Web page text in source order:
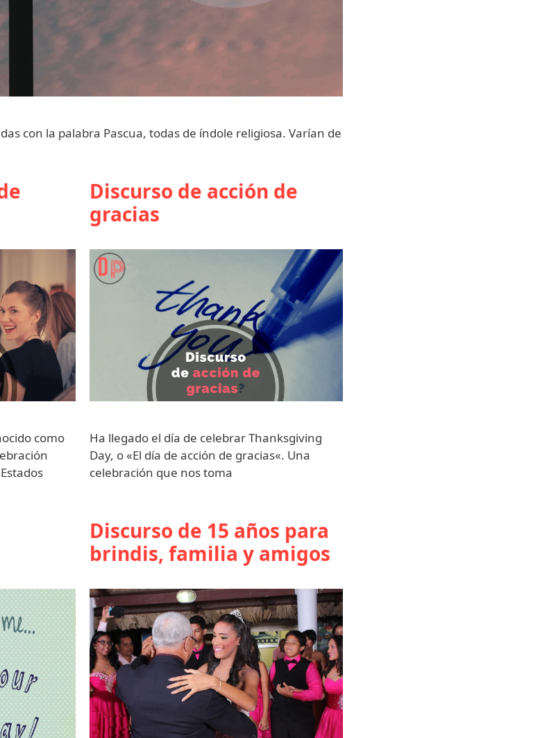
con la palabra Pascua, todas de índole religiosa. Varían de
como
Discurso de acción de
gracias
Ha llegado el día de celebrar Thanksgiving
Day, o «El día de acción de gracias«. Una
celebración que nos toma
Discurso de 15 años para
brindis, familia y amigos